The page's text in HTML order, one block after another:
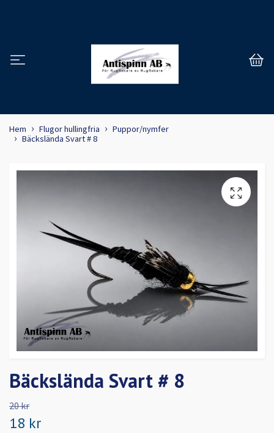
Hem Flugor hullingfria
Puppor/nymfer
Bäckslända Svart # 8
Bäckslända Svart # 8
20 kr
18 kr